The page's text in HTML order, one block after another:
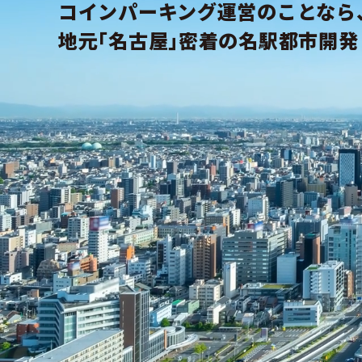
コインパーキング運営のことなら
地元｢名古屋｣密着の名駅都市開発